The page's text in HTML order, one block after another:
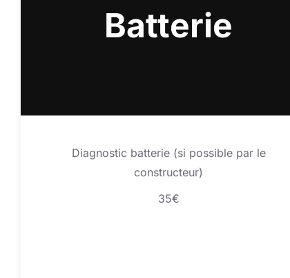
Batterie
Diagnostic batterie (si possible par le
constructeur)
35€